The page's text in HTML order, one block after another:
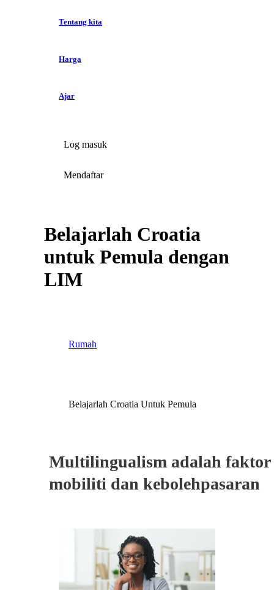
Tentang kita
Harga
Ajar
Log masuk
Mendaftar
Belajarlah Croatia
untuk Pemula dengan
LIM
Rumah
Belajarlah Croatia Untuk Pemula
Multilingualism adalah faktor
mobiliti dan kebolehpasaran